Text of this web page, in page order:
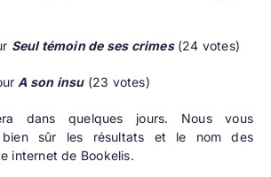
Seul témoin de ses crimes (24 votes)
A son insu(23 votes)
dans quelques jours. Nous vous
bien sûr les résultats et le nom des
internet de Bookelis.